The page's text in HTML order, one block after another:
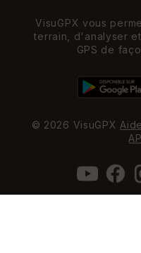
VisuGPX vous
terrain, d'analyser
GPS de
© 2026 VisuGPX Aide